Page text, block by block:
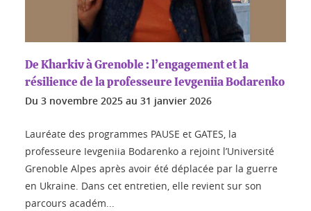
De Kharkiv à Grenoble : l’engagement et la
résilience de la professeure Ievgeniia Bodarenko
Du 3 novembre 2025 au 31 janvier 2026
Lauréate des programmes PAUSE et GATES, la
professeure Ievgeniia Bodarenko a rejoint l’Université
Grenoble Alpes après avoir été déplacée par la guerre
en Ukraine. Dans cet entretien, elle revient sur son
parcours académ...